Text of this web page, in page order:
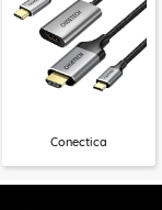
Conectica